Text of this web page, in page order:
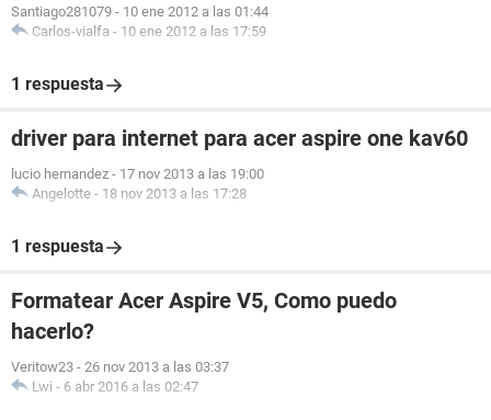
Santiago281079 - 10 ene 2012 a las 01:44
Carlos-vialfa - 10 ene 2012 a las 17:59
1 respuesta
driver para internet para acer aspire one kav60
lucio hernandez - 17 nov 2013 a las 19:00
Angelotte - 18 nov 2013 a las 17:28
1 respuesta
Formatear Acer Aspire V5, Como puedo
hacerlo?
Veritow23 - 26 nov 2013 a las 03:37
Lwi - 6 abr 2016 a las 02:47